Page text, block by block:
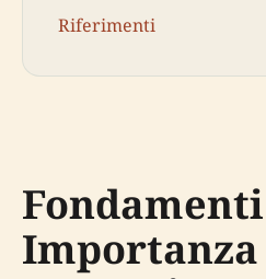
Riferimenti
Importanza